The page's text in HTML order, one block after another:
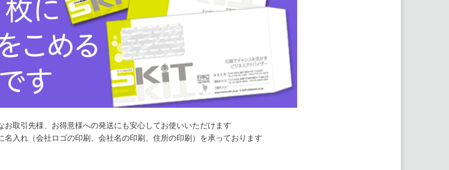
取引先様、お得意様への発送にも安心してお使いいただけます
入れ（会社ロゴの印刷、会社名の印刷、住所の印刷）を承っております